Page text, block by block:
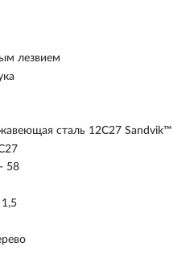
лезвием
сталь 12С27 Sandvik™
- 58
1,5